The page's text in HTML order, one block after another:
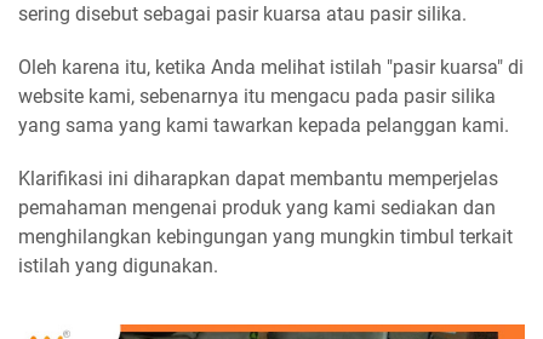
sering disebut sebagai pasir kuarsa atau pasir silika.
Oleh karena itu, ketika Anda melihat istilah "pasir kuarsa" di
website kami, sebenarnya itu mengacu pada pasir silika
yang sama yang kami tawarkan kepada pelanggan kami.
Klarifikasi ini diharapkan dapat membantu memperjelas
pemahaman mengenai produk yang kami sediakan dan
menghilangkan kebingungan yang mungkin timbul terkait
istilah yang digunakan.